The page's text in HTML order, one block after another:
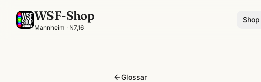
WSF-Shop
Mannheim · N7,16
Shop
Glossar